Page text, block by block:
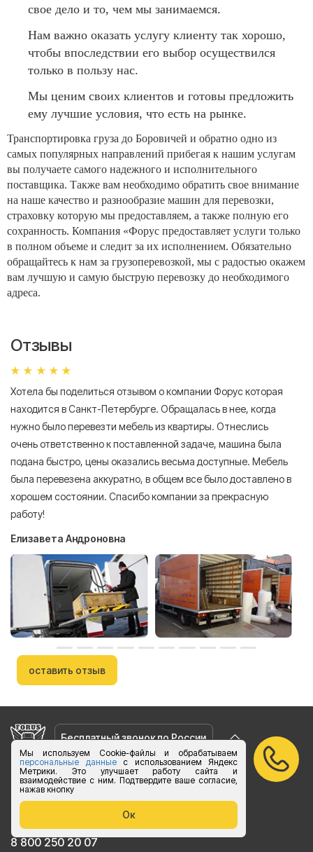
Мы используем Cookie-файлы и обрабатываем
персональные данныес использованием Яндекс
Метрики. Это улучшает работу сайта и
взаимодействие с ним. Подтвердите ваше согласие,
нажав кнопку
Ок
свое дело и то, чем мы занимаемся.
Нам важно оказать услугу клиенту так хорошо,
чтобы впоследствии его выбор осуществился
только в пользу нас.
Мы ценим своих клиентов и готовы предложить
ему лучшие условия, что есть на рынке.
Транспортировка груза до Боровичей и обратно одно из
самых популярных направлений прибегая к нашим услугам
вы получаете самого надежного и исполнительного
поставщика. Также вам необходимо обратить свое внимание
на наше качество и разнообразие машин для перевозки,
страховку которую мы предоставляем, а также полную его
сохранность. Компания «Форус предоставляет услуги только
в полном объеме и следит за их исполнением. Обязательно
обращайтесь к нам за грузоперевозкой, мы с радостью окажем
вам лучшую и самую быструю перевозку до необходимого
адреса.
Отзывы
Хотела бы поделиться отзывом о компании Форус которая
находится в Санкт-Петербурге. Обращалась в нее, когда
нужно было перевезти мебель из квартиры. Отнеслись
очень ответственно к поставленной задаче, машина была
подана быстро, цены оказались весьма доступные. Мебель
была перевезена аккуратно, в общем все было доставлено в
хорошем состоянии. Спасибо компании за прекрасную
работу!
Елизавета Андроновна
оставить отзыв
Бесплатный звонок по России
vk.com/foruslogistics
Присоединяйтесь
zakaz@foruslogistics.ru
Пишите по всем вопросаи
8 800 250 20 07